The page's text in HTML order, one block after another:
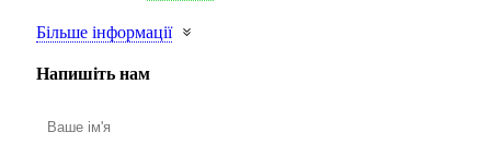
Більше інформації
Напишіть нам